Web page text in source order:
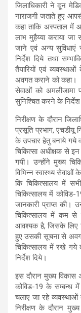
जिलाधिकारी ने दून
नाराजगी जताते हुए
कहा ताकि अस्पताल में
लाभ मुहैय्या कराया
जाने एवं अन्य
निर्देश दिये तथा
तैयारियों एवं
अवगत कराने को कहा।
सेवाओं को अमलीजामा
सुनिश्चित करने के निर्देश
निरीक्षण के दौरान
प्रसूति प्रभाग, एचडीयू
के उपचार हेतु बनाये गये
चिकित्सा अधीक्षक से
गयी। उन्होंने मुख्य
विभिन्न स्वास्थ्य सेवाओं के
कि चिकित्सालय में
चिकित्सालय में
जानकारी प्राप्त की।
चिकित्सालय में कम से
आवश्यक है, जिसके लिए
हुए उसकी सूचना से अवगत
चिकित्सालय में रखे
निर्देश दिये।
इस दौरान मुख्य विकास
कोविड-19 के सम्बन्ध में
चलाए जा रहे व्यवस्थाओं
निरीक्षण के दौरान